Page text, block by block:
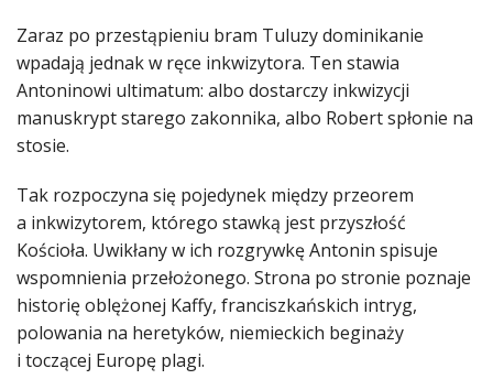
Zaraz po przestąpieniu bram Tuluzy dominikanie
wpadają jednak w ręce inkwizytora. Ten stawia
Antoninowi ultimatum: albo dostarczy inkwizycji
manuskrypt starego zakonnika, albo Robert spłonie na
stosie.
Tak rozpoczyna się pojedynek między przeorem
a inkwizytorem, którego stawką jest przyszłość
Kościoła. Uwikłany w ich rozgrywkę Antonin spisuje
wspomnienia przełożonego. Strona po stronie poznaje
historię oblężonej Kaffy, franciszkańskich intryg,
polowania na heretyków, niemieckich beginaży
i toczącej Europę plagi.